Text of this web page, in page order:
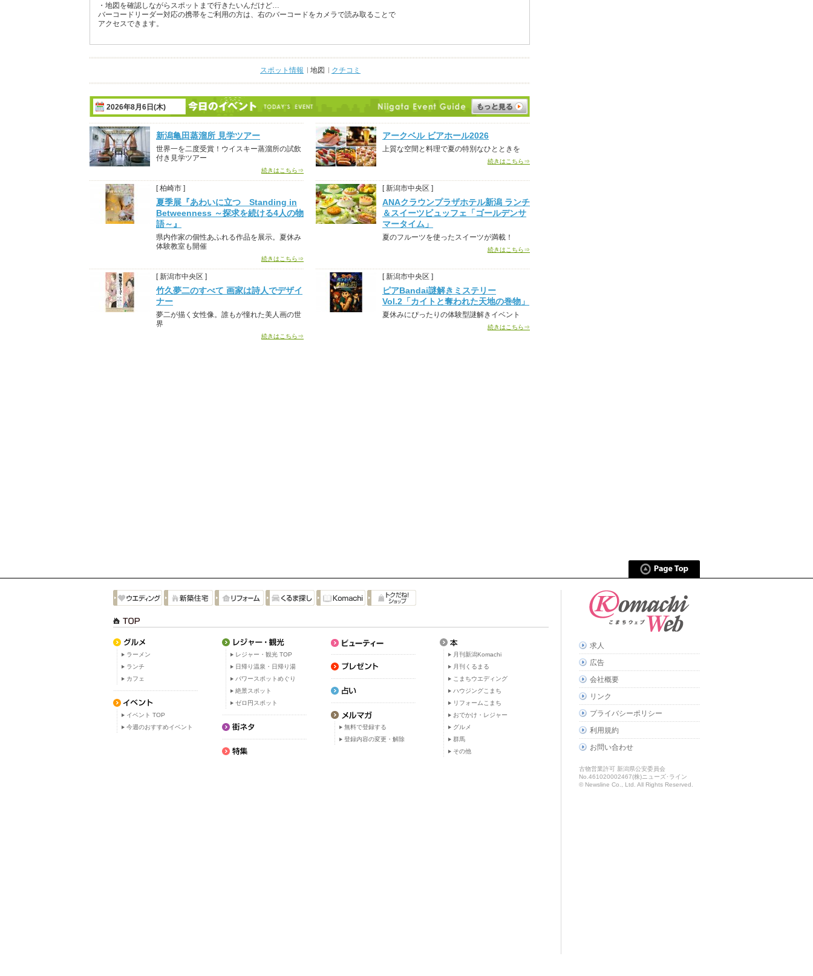
・地図を確認しながらスポットまで行きたいんだけど…
バーコードリーダー対応の携帯をご利用の方は、右のバーコードをカメラで読み取ることで
アクセスできます。
スポット情報 地図 クチコミ
2026年8月6日(木)
新潟亀田蒸溜所 見学ツアー
世界一を二度受賞！ウイスキー蒸溜所の試飲
付き見学ツアー
続きはこちら⇒
アークベル ビアホール2026
上質な空間と料理で夏の特別なひとときを
続きはこちら⇒
[ 柏崎市 ]
夏季展『あわいに立つ Standing in
Betweenness ～探求を続ける4人の物
語～』
県内作家の個性あふれる作品を展示。夏休み
体験教室も開催
続きはこちら⇒
[ 新潟市中央区 ]
ANAクラウンプラザホテル新潟 ランチ
＆スイーツビュッフェ「ゴールデンサ
マータイム」
夏のフルーツを使ったスイーツが満載！
続きはこちら⇒
[ 新潟市中央区 ]
竹久夢二のすべて 画家は詩人でデザイ
ナー
夢二が描く女性像。誰もが憧れた美人画の世
界
続きはこちら⇒
[ 新潟市中央区 ]
ピアBandai謎解きミステリー
Vol.2「カイトと奪われた天地の巻物」
夏休みにぴったりの体験型謎解きイベント
続きはこちら⇒
ラーメン
ランチ
カフェ
イベント TOP
今週のおすすめイベント
レジャー・観光 TOP
日帰り温泉・日帰り湯
パワースポットめぐり
絶景スポット
ゼロ円スポット
無料で登録する
登録内容の変更・解除
月刊新潟Komachi
月刊くるまる
こまちウエディング
ハウジングこまち
リフォームこまち
おでかけ・レジャー
グルメ
群馬
その他
求人
広告
会社概要
リンク
プライバシーポリシー
利用規約
お問い合わせ
古物営業許可 新潟県公安委員会
No.461020002467(株)ニューズ･ライン
© Newsline Co., Ltd. All Rights Reserved.